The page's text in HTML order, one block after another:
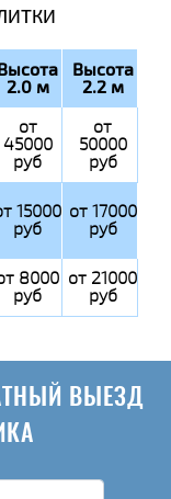
2.0 м
Высота
2.2 м
от
45000
руб
от
50000
руб
15000
руб
от 17000
руб
8000
руб
от 21000
руб
ВЫЕЗД